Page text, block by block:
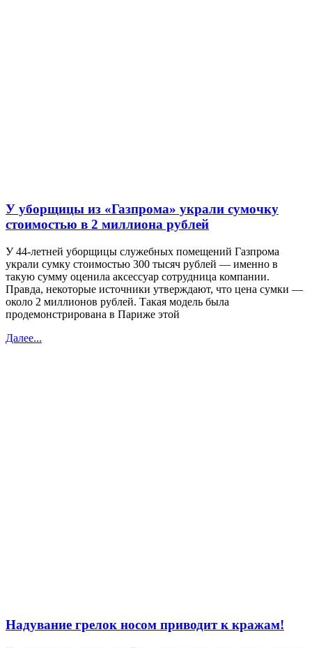
У уборщицы из «Газпрома» украли сумочку
стоимостью в 2 миллиона рублей
У 44-летней уборщицы служебных помещений Газпрома
украли сумку стоимостью 300 тысяч рублей — именно в
такую сумму оценила аксессуар сотрудница компании.
Правда, некоторые источники утверждают, что цена сумки —
около 2 миллионов рублей. Такая модель была
продемонстрирована в Париже этой
Далее...
Надувание грелок носом приводит к кражам!